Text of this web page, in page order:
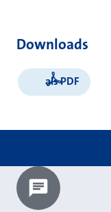
Downloads
als PDF
Chatbot laden?